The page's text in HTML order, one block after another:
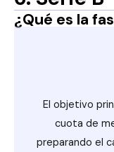
¿Qué es la
El objetivo
cuota de
preparando el